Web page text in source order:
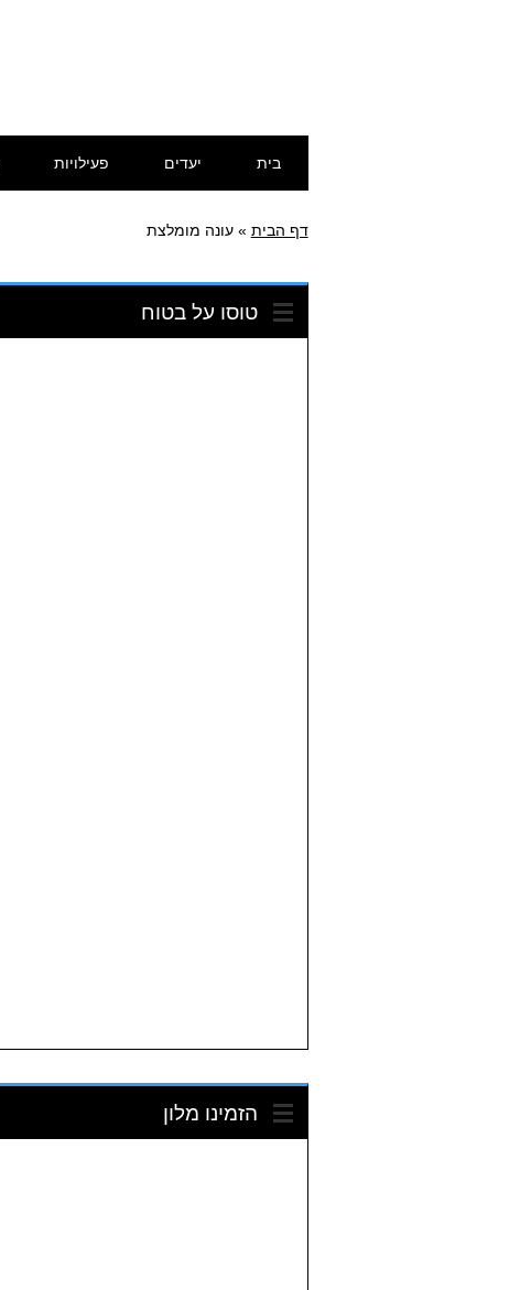
לתוכן
בית יעדים פעילויות
דף הבית »עונה מומלצת
טוסו על בטוח
הזמינו מלון